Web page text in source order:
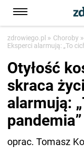
zdrowiego.pl » Choroby »
Eksperci alarmują: „To
Otyłość
skraca
alarmują:
pandemia”
oprac. Tomasz